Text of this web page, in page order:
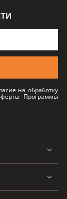
на обработку
Программы